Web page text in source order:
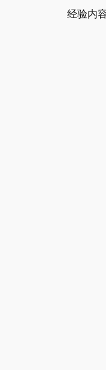
经验内